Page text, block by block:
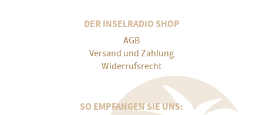
DER INSELRADIO SHOP
AGB
Versand und Zahlung
Widerrufsrecht
SO EMPFANGEN SIE UNS: